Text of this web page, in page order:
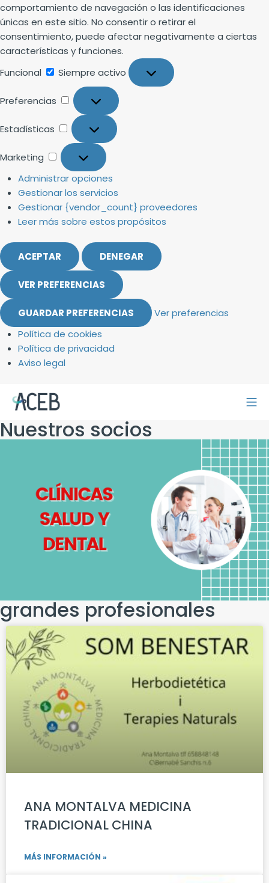
comportamiento de navegación o las identificaciones
únicas en este sitio. No consentir o retirar el
consentimiento, puede afectar negativamente a ciertas
características y funciones.
Funcional
Siempre activo
Preferencias
Estadísticas
Marketing
Administrar opciones
Gestionar los servicios
Gestionar {vendor_count} proveedores
Leer más sobre estos propósitos
ACEPTAR DENEGAR
VER PREFERENCIAS
GUARDAR PREFERENCIAS
Ver preferencias
Política de cookies
Política de privacidad
Aviso legal
Nuestros socios
grandes profesionales
ANA MONTALVA MEDICINA
TRADICIONAL CHINA
MÁS INFORMACIÓN »